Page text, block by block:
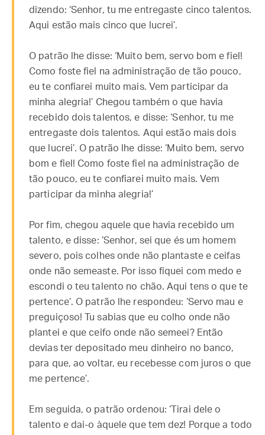
dizendo: ‘Senhor, tu me entregaste cinco talentos.
Aqui estão mais cinco que lucrei’.
O patrão lhe disse: ‘Muito bem, servo bom e fiel!
Como foste fiel na administração de tão pouco,
eu te confiarei muito mais. Vem participar da
minha alegria!’ Chegou também o que havia
recebido dois talentos, e disse: ‘Senhor, tu me
entregaste dois talentos. Aqui estão mais dois
que lucrei’. O patrão lhe disse: ‘Muito bem, servo
bom e fiel! Como foste fiel na administração de
tão pouco, eu te confiarei muito mais. Vem
participar da minha alegria!’
Por fim, chegou aquele que havia recebido um
talento, e disse: ‘Senhor, sei que és um homem
severo, pois colhes onde não plantaste e ceifas
onde não semeaste. Por isso fiquei com medo e
escondi o teu talento no chão. Aqui tens o que te
pertence’. O patrão lhe respondeu: ‘Servo mau e
preguiçoso! Tu sabias que eu colho onde não
plantei e que ceifo onde não semeei? Então
devias ter depositado meu dinheiro no banco,
para que, ao voltar, eu recebesse com juros o que
me pertence’.
Em seguida, o patrão ordenou: ‘Tirai dele o
talento e dai-o àquele que tem dez! Porque a todo